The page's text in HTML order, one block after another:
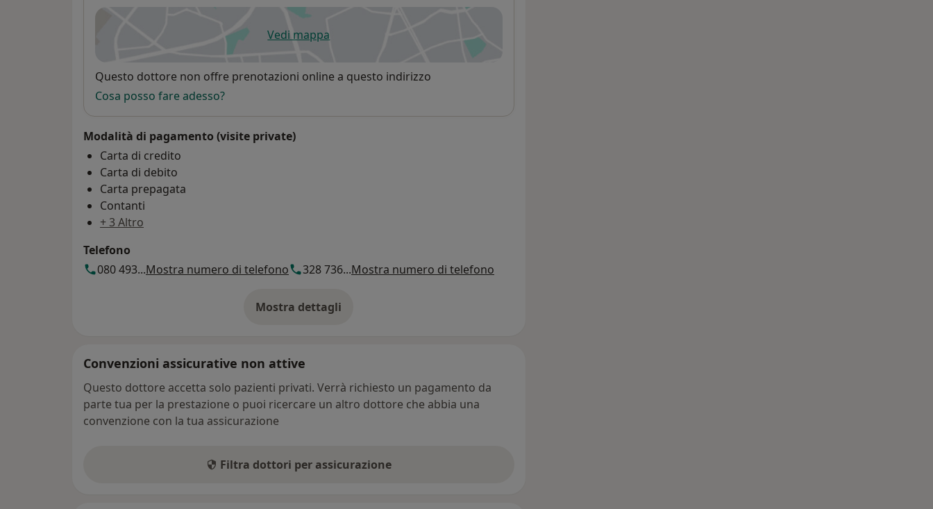
Vedi mappasi apre in una nuova scheda
Disponibilità
Questo dottore non offre prenotazioni online a questo indirizzo
Cosa posso fare adesso?
Modalità di pagamento (visite private)
Carta di credito
Carta di debito
Carta prepagata
Contanti
+ 3 Altro
Telefono
080 493...Mostra numero di telefono 328 736...Mostra numero di telefono
Mostra dettagli
sull'indirizzo
Convenzioni assicurative non attive
Questo dottore accetta solo pazienti privati. Verrà richiesto un pagamento da
parte tua per la prestazione o puoi ricercare un altro dottore che abbia una
convenzione con la tua assicurazione
Filtra dottori per assicurazione